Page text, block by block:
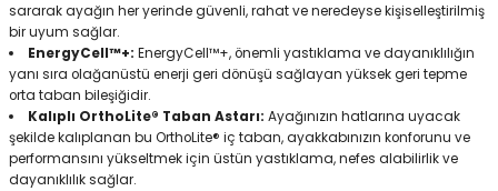
sararak ayağın her yerinde güvenli, rahat ve neredeyse kişiselleştirilmiş
bir uyum sağlar.
EnergyCell™+: EnergyCell™+, önemli yastıklama ve dayanıklılığın
yanı sıra olağanüstü enerji geri dönüşü sağlayan yüksek geri tepme
orta taban bileşiğidir.
Kalıplı OrthoLite® Taban Astarı: Ayağınızın hatlarına uyacak
şekilde kalıplanan bu OrthoLite® iç taban, ayakkabınızın konforunu ve
performansını yükseltmek için üstün yastıklama, nefes alabilirlik ve
dayanıklılık sağlar.